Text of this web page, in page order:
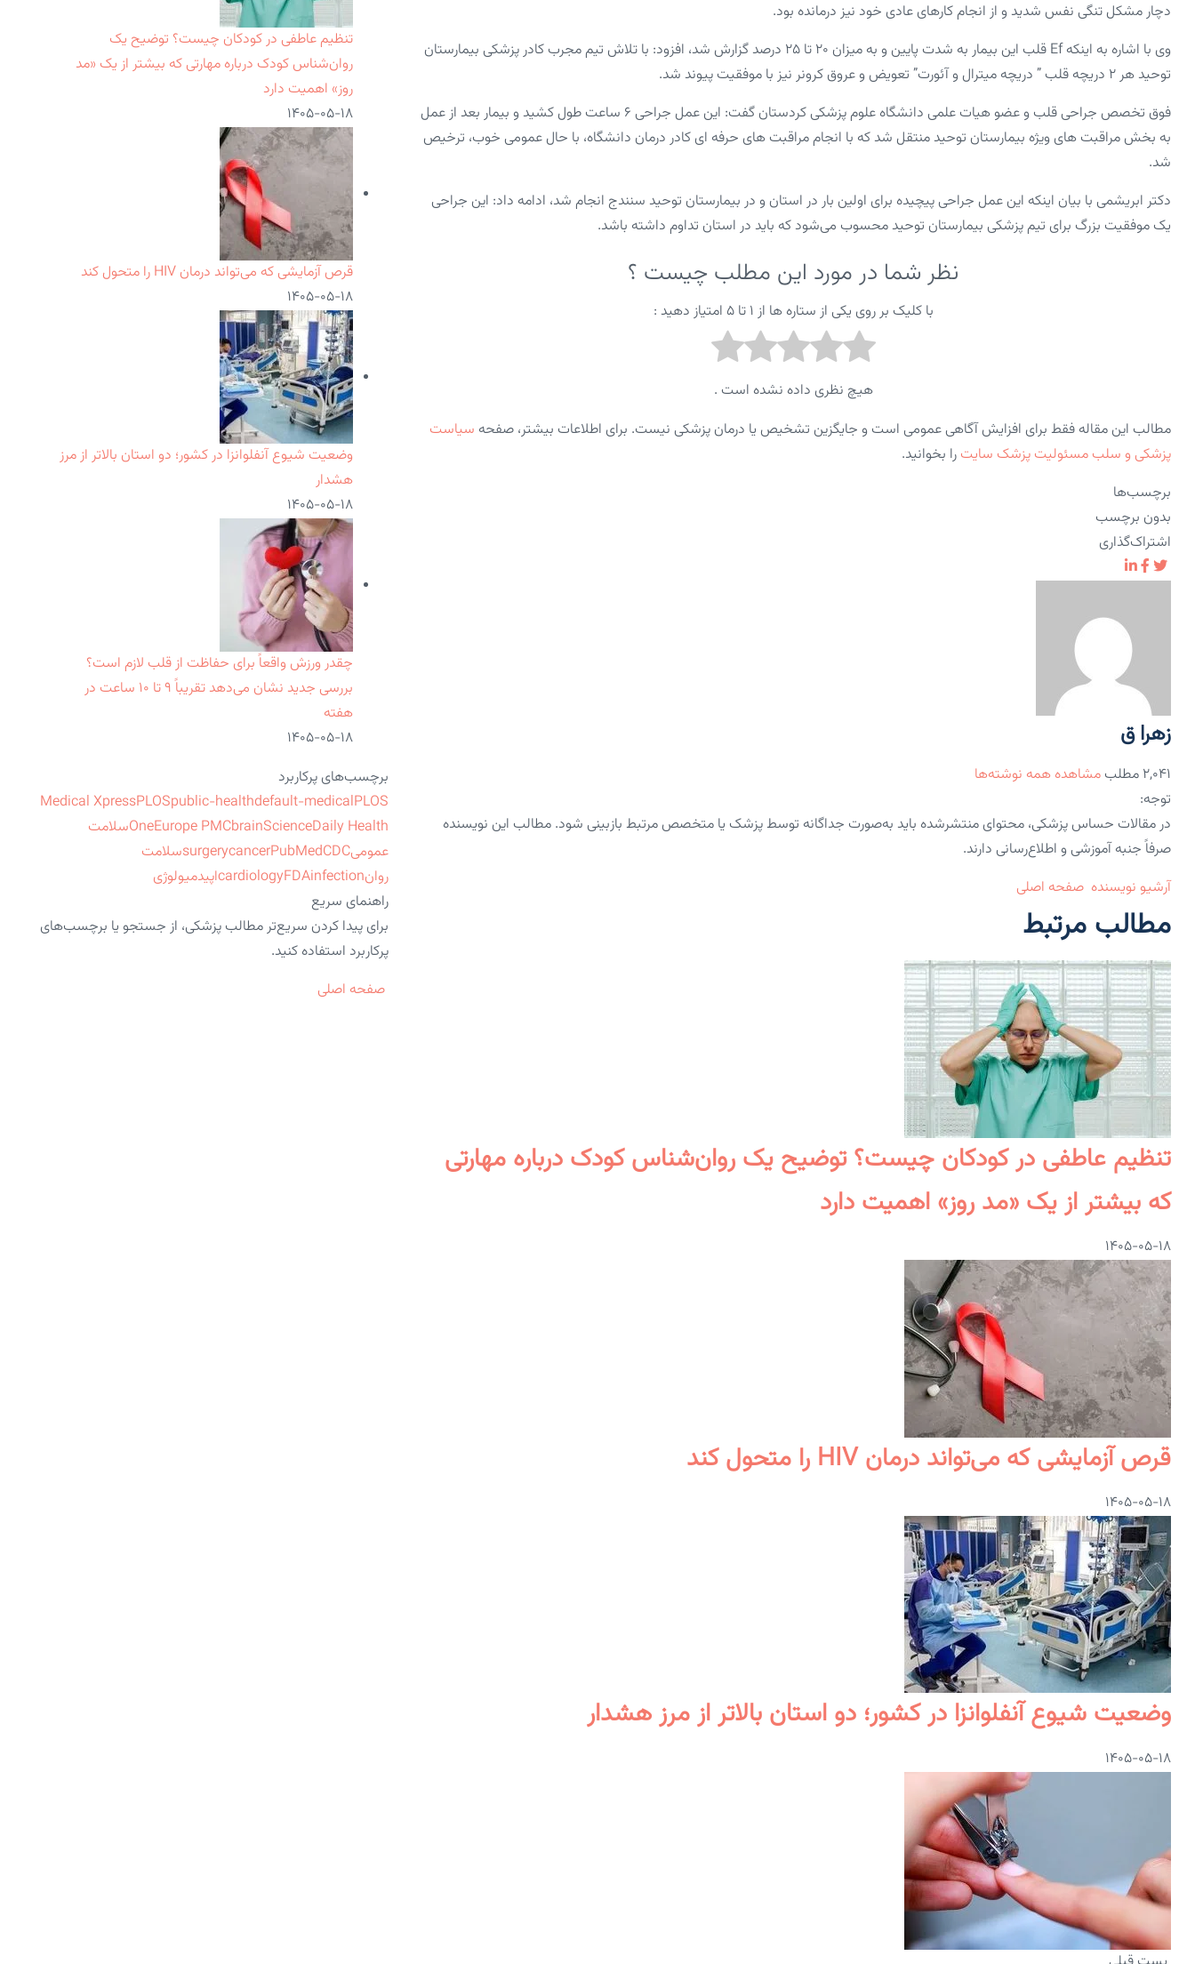
دچار مشکل تنگی نفس شدید و از انجام کارهای عادی خود نیز درمانده بود.
وی با اشاره به اینکه Ef قلب این بیمار به شدت پایین و به میزان ۲۰ تا ۲۵ درصد گزارش شد، افزود: با تلاش تیم مجرب کادر پزشکی بیمارستان
توحید هر ۲ دریچه قلب ” دریچه میترال و آئورت” تعویض و عروق کرونر نیز با موفقیت پیوند شد.
فوق تخصص جراحی قلب و عضو هیات علمی دانشگاه علوم پزشکی کردستان گفت: این عمل جراحی ۶ ساعت طول کشید و بیمار بعد از عمل
به بخش مراقبت های ویژه بیمارستان توحید منتقل شد که با انجام مراقبت های حرفه ای کادر درمان دانشگاه‌، با حال عمومی خوب، ترخیص
شد.
دکتر ابریشمی با بیان اینکه این عمل جراحی پیچیده برای اولین بار در استان و در بیمارستان توحید سنندج انجام شد، ادامه داد: این جراحی
یک موفقیت بزرگ برای تیم پزشکی بیمارستان توحید محسوب می‌شود که باید در استان تداوم داشته باشد.
نظر شما در مورد این مطلب چیست ؟
با کلیک بر روی یکی از ستاره ها از ۱ تا ۵ امتیاز دهید :
هیچ نظری داده نشده است .
مطالب این مقاله فقط برای افزایش آگاهی عمومی است و جایگزین تشخیص یا درمان پزشکی نیست. برای اطلاعات بیشتر، صفحه سیاست
پزشکی و سلب مسئولیت پزشک سایت را بخوانید.
برچسب‌ها
بدون برچسب
اشتراک‌گذاری
زهرا ق
۲,۰۴۱ مطلب
مشاهده همه نوشته‌ها
توجه:
در مقالات حساس پزشکی، محتوای منتشرشده باید به‌صورت جداگانه توسط پزشک یا متخصص مرتبط بازبینی شود. مطالب این نویسنده
صرفاً جنبه آموزشی و اطلاع‌رسانی دارند.
آرشیو نویسنده صفحه اصلی
مطالب مرتبط
تنظیم عاطفی در کودکان چیست؟ توضیح یک روان‌شناس کودک درباره مهارتی
که بیشتر از یک «مد روز» اهمیت دارد
۱۴۰۵-۰۵-۱۸
قرص آزمایشی که می‌تواند درمان HIV را متحول کند
۱۴۰۵-۰۵-۱۸
وضعیت شیوع آنفلوانزا در کشور؛ دو استان بالاتر از مرز هشدار
۱۴۰۵-۰۵-۱۸
تنظیم عاطفی در کودکان چیست؟ توضیح یک
روان‌شناس کودک درباره مهارتی که بیشتر از یک «مد
روز» اهمیت دارد
۱۴۰۵-۰۵-۱۸
قرص آزمایشی که می‌تواند درمان HIV را متحول کند
۱۴۰۵-۰۵-۱۸
وضعیت شیوع آنفلوانزا در کشور؛ دو استان بالاتر از مرز
هشدار
۱۴۰۵-۰۵-۱۸
چقدر ورزش واقعاً برای حفاظت از قلب لازم است؟
بررسی جدید نشان می‌دهد تقریباً ۹ تا ۱۰ ساعت در
هفته
۱۴۰۵-۰۵-۱۸
برچسب‌های پرکاربرد
Medical XpressPLOSpublic-healthdefault-medicalPLOS
OneEurope PMCbrainScienceDaily Health
سلامت
عمومی
surgerycancerPubMedCDC
سلامت
روان
cardiologyFDAinfection
اپیدمیولوژی
راهنمای سریع
برای پیدا کردن سریع‌تر مطالب پزشکی، از جستجو یا برچسب‌های
پرکاربرد استفاده کنید.
صفحه اصلی